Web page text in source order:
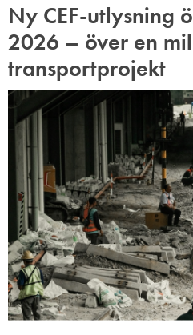
Ny CEF-utlysning
2026 – över en
transportprojekt